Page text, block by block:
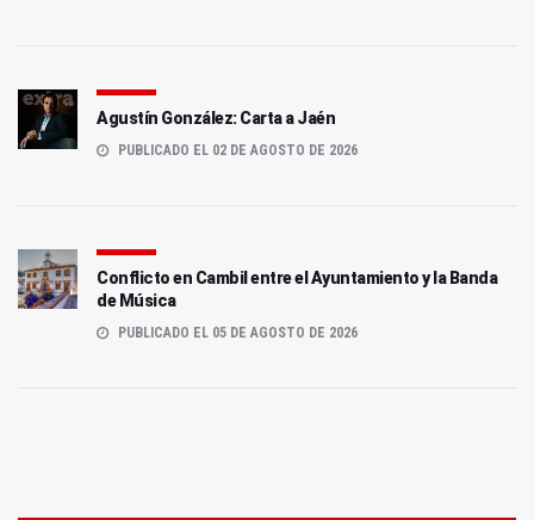
Agustín González: Carta a Jaén
PUBLICADO EL 02 DE AGOSTO DE 2026
Conflicto en Cambil entre el Ayuntamiento y la Banda
de Música
PUBLICADO EL 05 DE AGOSTO DE 2026